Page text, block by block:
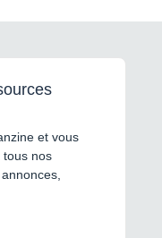
et vous
tous nos